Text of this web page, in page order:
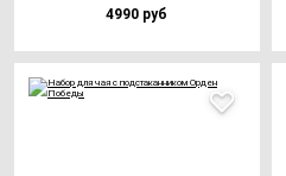
4990 руб